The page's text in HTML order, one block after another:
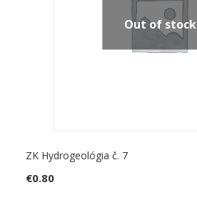
Out of stock
ZK Hydrogeológia č. 7
€0.80